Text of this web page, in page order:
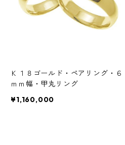
Ｋ１８ゴールド・ペアリング・６
ｍｍ幅・甲丸リング
¥1,160,000